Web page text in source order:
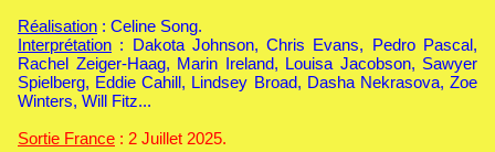
Réalisation : Celine Song.
Interprétation : Dakota Johnson, Chris Evans, Pedro Pascal,
Rachel Zeiger-Haag, Marin Ireland, Louisa Jacobson, Sawyer
Spielberg, Eddie Cahill, Lindsey Broad, Dasha Nekrasova, Zoe
Winters, Will Fitz...
Sortie France : 2 Juillet 2025.